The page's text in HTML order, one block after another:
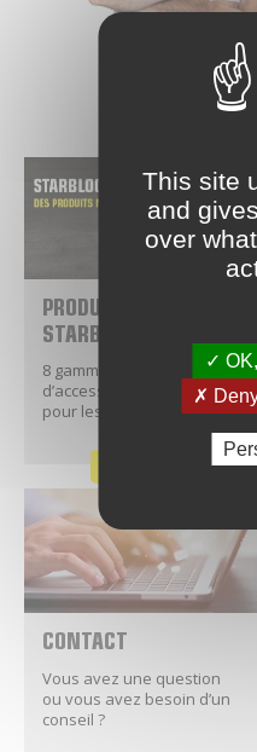
PRODUITS
STARBLOCK®
8 gammes de vis et
d’accessoires de vissage
pour les professionnels.
CONTACT
Vous avez une question
ou vous avez besoin d’un
conseil ?
This site
and
over
✓
✗